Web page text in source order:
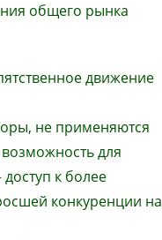
общего рынка
движение
не применяются
для
к более
конкуренции на